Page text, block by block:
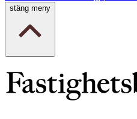
stäng meny